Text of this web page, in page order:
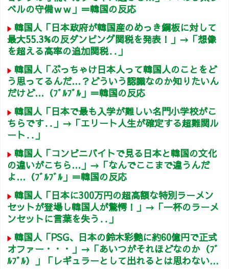
ベルの守備ｗｗ」＝韓国の反応
韓国人「日本政府が韓国産のめっき鋼板に対して
最大55.3%の反ダンピング関税を発表！」→「想像
を超える高率の追加関税‥」
韓国人「ぶっちゃけ日本人って韓国人のことをど
う思ってるんだ…？どういう認識なのか知りたいん
だけど…（ﾌﾞﾙﾌﾞﾙ」＝韓国の反応
韓国人「日本で最も入学が難しい名門小学校がこ
ちらです‥」→「エリート人生が確定する超難関ル
ート‥」
韓国人「コンビニバイトで見る日本と韓国の文化
の違いがこちら…」→「なんでここまで違うんだ
よ…（ﾌﾞﾙﾌﾞﾙ」＝韓国の反応
韓国人「日本に300万円の超高額な特別ラーメン
セットが登場し韓国人が驚愕！」→「一杯のラーメ
ンセットに言葉を失う‥」
韓国人「PSG、日本の鈴木彩艶に約60億円で正式
オファー・・・」→「あいつがそれほどなのか（ﾌﾞ
ﾙﾌﾞﾙ）」「レギュラーとして出れるとは思わない...